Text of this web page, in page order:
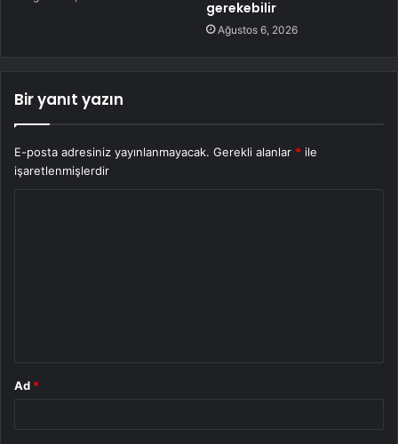
gerekebilir
Ağustos 6, 2026
Bir yanıt yazın
E-posta adresiniz yayınlanmayacak. Gerekli alanlar * ile
işaretlenmişlerdir
Ad *